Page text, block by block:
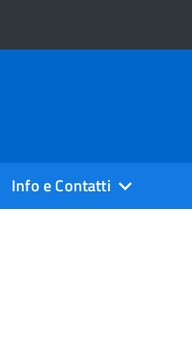
Info e Contatti